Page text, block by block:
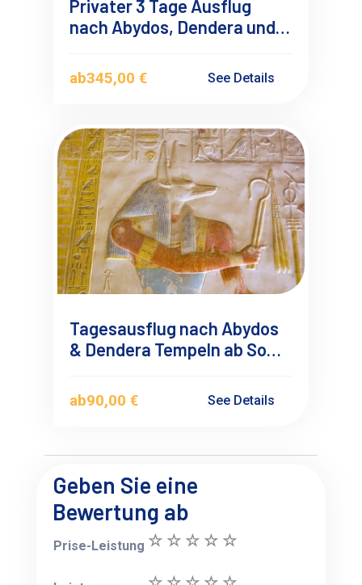
Privater 3 Tage Ausflug
nach Abydos, Dendera und
ab345,00 € See Details
Tagesausflug nach Abydos
& Dendera Tempeln ab Soma
ab90,00 € See Details
Geben Sie eine
Bewertung ab
Prise-Leistung